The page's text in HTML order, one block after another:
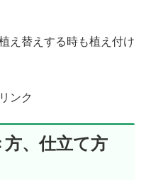
え替えする時も植え付け
ンク
、仕立て方